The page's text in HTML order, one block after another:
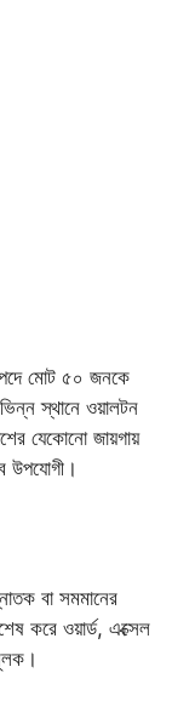
পদে মোট ৫০ জনকে
স্থানে ওয়ালটন
যেকোনো জায়গায়
উপযোগী।
বা সমমানের
করে ওয়ার্ড, এক্সেল